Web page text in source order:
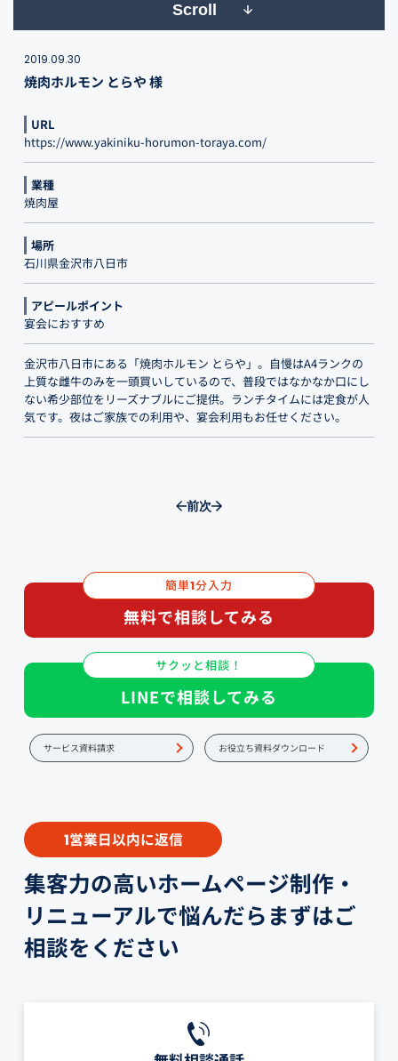
Scroll
2019.09.30
焼肉ホルモン とらや 様
URL
https://www.yakiniku-horumon-toraya.com/
業種
焼肉屋
場所
石川県金沢市八日市
アピールポイント
宴会におすすめ
金沢市八日市にある「焼肉ホルモン とらや」。自慢はA4ランクの
上質な雌牛のみを一頭買いしているので、普段ではなかなか口にし
ない希少部位をリーズナブルにご提供。ランチタイムには定食が人
気です。夜はご家族での利用や、宴会利用もお任せください。
前次
簡単1分入力
無料で相談してみる
サクッと相談！
LINEで相談してみる
サービス資料請求 お役立ち資料ダウンロード
1営業日以内に返信
集客力の高いホームページ制作・
リニューアルで悩んだらまずはご
相談をください